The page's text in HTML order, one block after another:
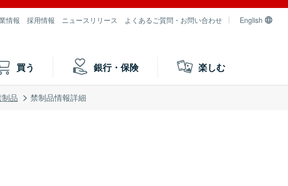
情報 採用情報 ニュースリリース よくあるご質問・お問い合わせ English
買う 銀行・保険 楽しむ
品 禁制品情報詳細